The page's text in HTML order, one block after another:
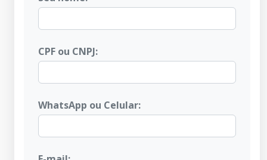
CPF ou CNPJ:
WhatsApp ou Celular: